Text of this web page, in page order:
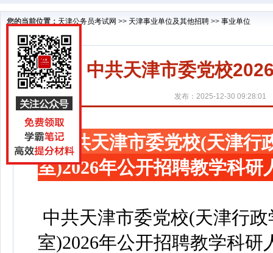
您的当前位置： 天津公务员考试网 >> 天津事业单位及其他招聘 >> 事业单位
中共天津市委党校
发布：2025-12-30 09:28:01
中共天津市委党校(天津行
室)2026年公开招聘教学科研
中共天津市委党校(天津行
室)2026年公开招聘教学科研